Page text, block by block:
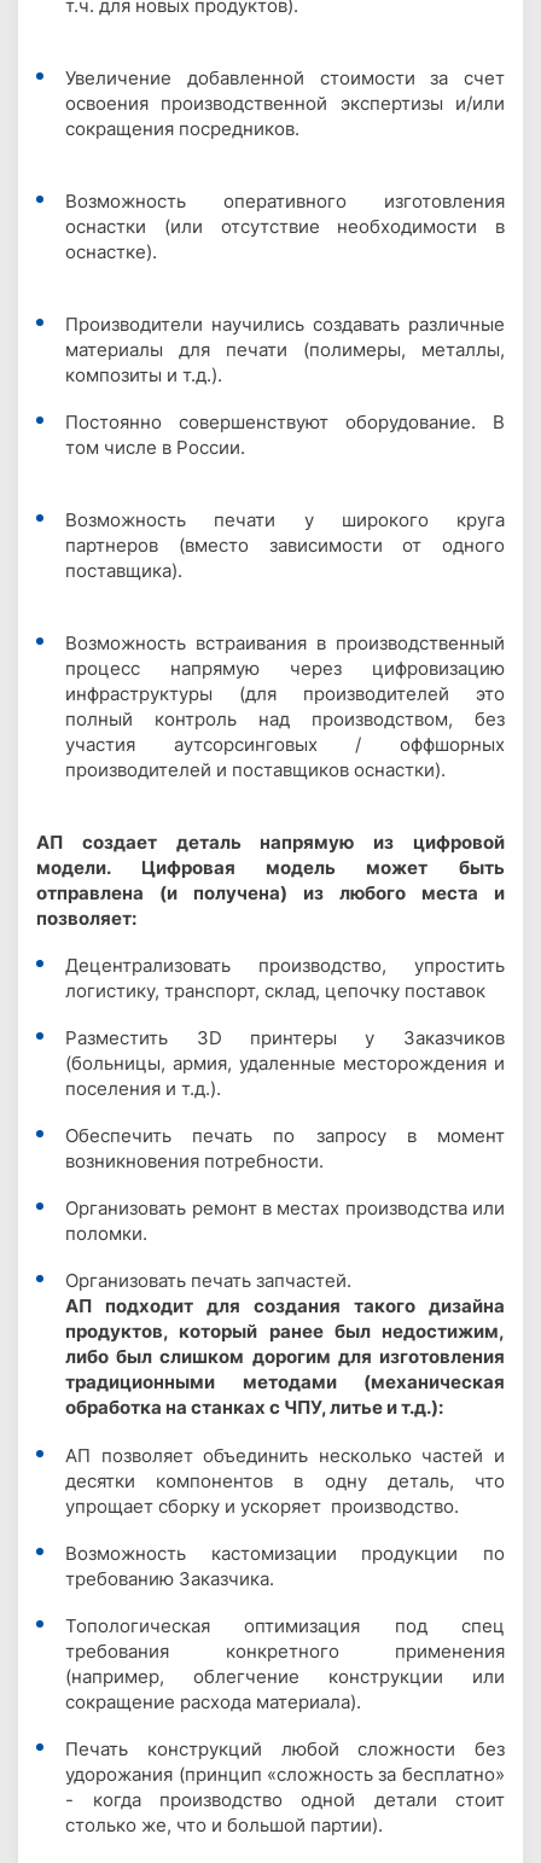
т.ч. для новых продуктов).
Увеличение добавленной стоимости за счет
освоения производственной экспертизы и/или
сокращения посредников.
Возможность оперативного изготовления
оснастки (или отсутствие необходимости в
оснастке).
Производители научились создавать различные
материалы для печати (полимеры, металлы,
композиты и т.д.).
Постоянно совершенствуют оборудование. В
том числе в России.
Возможность печати у широкого круга
партнеров (вместо зависимости от одного
поставщика).
Возможность встраивания в производственный
процесс напрямую через цифровизацию
инфраструктуры (для производителей это
полный контроль над производством, без
участия аутсорсинговых / оффшорных
производителей и поставщиков оснастки).
АП создает деталь напрямую из цифровой
модели. Цифровая модель может быть
отправлена (и получена) из любого места и
позволяет:
Децентрализовать производство, упростить
логистику, транспорт, склад, цепочку поставок
Разместить 3D принтеры у Заказчиков
(больницы, армия, удаленные месторождения и
поселения и т.д.).
Обеспечить печать по запросу в момент
возникновения потребности.
Организовать ремонт в местах производства или
поломки.
Организовать печать запчастей.
АП подходит для создания такого дизайна
продуктов, который ранее был недостижим,
либо был слишком дорогим для изготовления
традиционными методами (механическая
обработка на станках с ЧПУ, литье и т.д.):
АП позволяет объединить несколько частей и
десятки компонентов в одну деталь, что
упрощает сборку и ускоряет производство.
Возможность кастомизации продукции по
требованию Заказчика.
Топологическая оптимизация под спец
требования конкретного применения
(например, облегчение конструкции или
сокращение расхода материала).
Печать конструкций любой сложности без
удорожания (принцип «сложность за бесплатно»
- когда производство одной детали стоит
столько же, что и большой партии).